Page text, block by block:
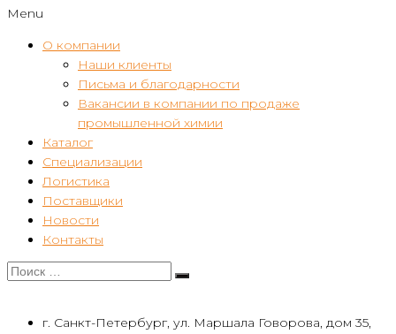
Menu
О компании
Наши клиенты
Письма и благодарности
Вакансии в компании по продаже
промышленной химии
Каталог
Специализации
Логистика
Поставщики
Новости
Контакты
г. Санкт-Петербург, ул. Маршала Говорова, дом 35,